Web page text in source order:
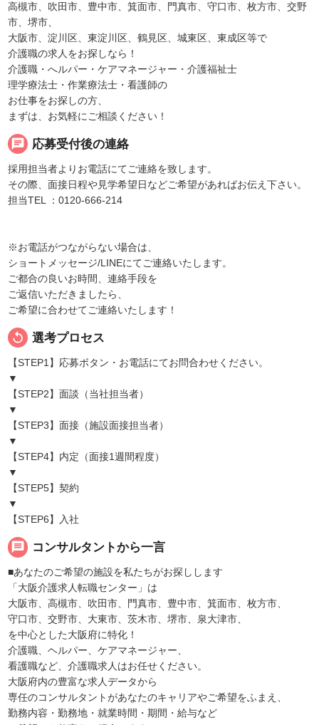
高槻市、吹田市、豊中市、箕面市、門真市、守口市、枚方市、交野
市、堺市、
大阪市、淀川区、東淀川区、鶴見区、城東区、東成区等で
介護職の求人をお探しなら！
介護職・へルパー・ケアマネージャー・介護福祉士
理学療法士・作業療法士・看護師の
お仕事をお探しの方、
まずは、お気軽にご相談ください！
chat 応募受付後の連絡
採用担当者よりお電話にてご連絡を致します。
その際、面接日程や見学希望日などご希望があればお伝え下さい。
担当TEL ：0120-666-214
※お電話がつながらない場合は、
ショートメッセージ/LINEにてご連絡いたします。
ご都合の良いお時間、連絡手段を
ご返信いただきましたら、
ご希望に合わせてご連絡いたします！
replay 選考プロセス
【STEP1】応募ボタン・お電話にてお問合わせください。
▼
【STEP2】面談（当社担当者）
▼
【STEP3】面接（施設面接担当者）
▼
【STEP4】内定（面接1週間程度）
▼
【STEP5】契約
▼
【STEP6】入社
message コンサルタントから一言
■あなたのご希望の施設を私たちがお探しします
「大阪介護求人転職センター」は
大阪市、高槻市、吹田市、門真市、豊中市、箕面市、枚方市、
守口市、交野市、大東市、茨木市、堺市、泉大津市、
を中心とした大阪府に特化！
介護職、ヘルパー、ケアマネージャー、
看護職など、介護職求人はお任せください。
大阪府内の豊富な求人データから
専任のコンサルタントがあなたのキャリアやご希望をふまえ、
勤務内容・勤務地・就業時間・期間・給与など